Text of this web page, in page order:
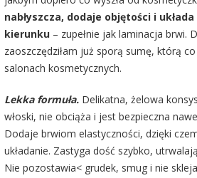
nabłyszcza, dodaje objętości i
kierunku – zupełnie jak laminacja brwi.
zaoszczędziłam już sporą sumę, którą
salonach kosmetycznych.
Lekka formuła. Delikatna, żelowa
włoski, nie obciąża i jest bezpieczna
Dodaje brwiom elastyczności, dzięki
układanie. Zastyga dość szybko,
Nie pozostawia< grudek, smug i nie